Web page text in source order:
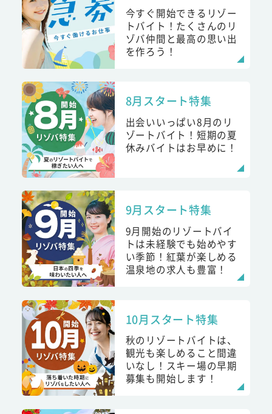
今すぐ開始できるリゾー
トバイト！たくさんのリ
ゾバ仲間と最高の思い出
を作ろう！
8月スタート特集
出会いいっぱい8月のリ
ゾートバイト！短期の夏
休みバイトはお早めに！
9月スタート特集
9月開始のリゾートバイ
トは未経験でも始めやす
い季節！紅葉が楽しめる
温泉地の求人も豊富！
10月スタート特集
秋のリゾートバイトは、
観光も楽しめること間違
いなし！スキー場の早期
募集も開始します！